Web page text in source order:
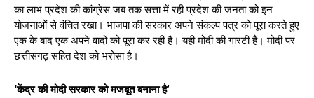
का लाभ प्रदेश की कांग्रेस जब तक सत्ता में रही प्रदेश की जनता को इन
योजनाओं से वंचित रखा। भाजपा की सरकार अपने संकल्प पत्र को पूरा करते हुए
एक के बाद एक अपने वादों को पूरा कर रही है। यही मोदी की गारंटी है। मोदी पर
छत्तीसगढ़ सहित देश को भरोसा है।
‘केंद्र की मोदी सरकार को मजबूत बनाना है’